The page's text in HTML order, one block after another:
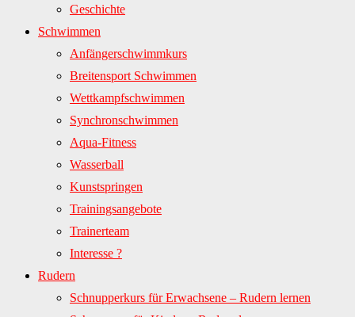
Geschichte
Schwimmen
Anfängerschwimmkurs
Breitensport Schwimmen
Wettkampfschwimmen
Synchronschwimmen
Aqua-Fitness
Wasserball
Kunstspringen
Trainingsangebote
Trainerteam
Interesse ?
Rudern
Schnupperkurs für Erwachsene – Rudern lernen